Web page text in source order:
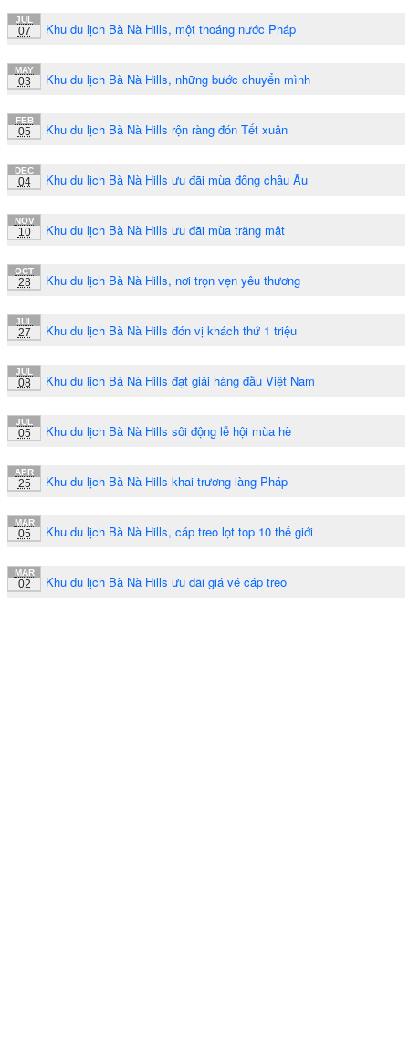
JUL
07 Khu du lịch Bà Nà Hills, một thoáng nước Pháp
MAY
03 Khu du lịch Bà Nà Hills, những bước chuyển mình
FEB
05 Khu du lịch Bà Nà Hills rộn ràng đón Tết xuân
DEC
04 Khu du lịch Bà Nà Hills ưu đãi mùa đông châu Âu
NOV
10 Khu du lịch Bà Nà Hills ưu đãi mùa trăng mật
OCT
28 Khu du lịch Bà Nà Hills, nơi trọn vẹn yêu thương
JUL
27 Khu du lịch Bà Nà Hills đón vị khách thứ 1 triệu
JUL
08 Khu du lịch Bà Nà Hills đạt giải hàng đầu Việt Nam
JUL
05 Khu du lịch Bà Nà Hills sôi động lễ hội mùa hè
APR
25 Khu du lịch Bà Nà Hills khai trương làng Pháp
MAR
05 Khu du lịch Bà Nà Hills, cáp treo lọt top 10 thế giới
MAR
02 Khu du lịch Bà Nà Hills ưu đãi giá vé cáp treo